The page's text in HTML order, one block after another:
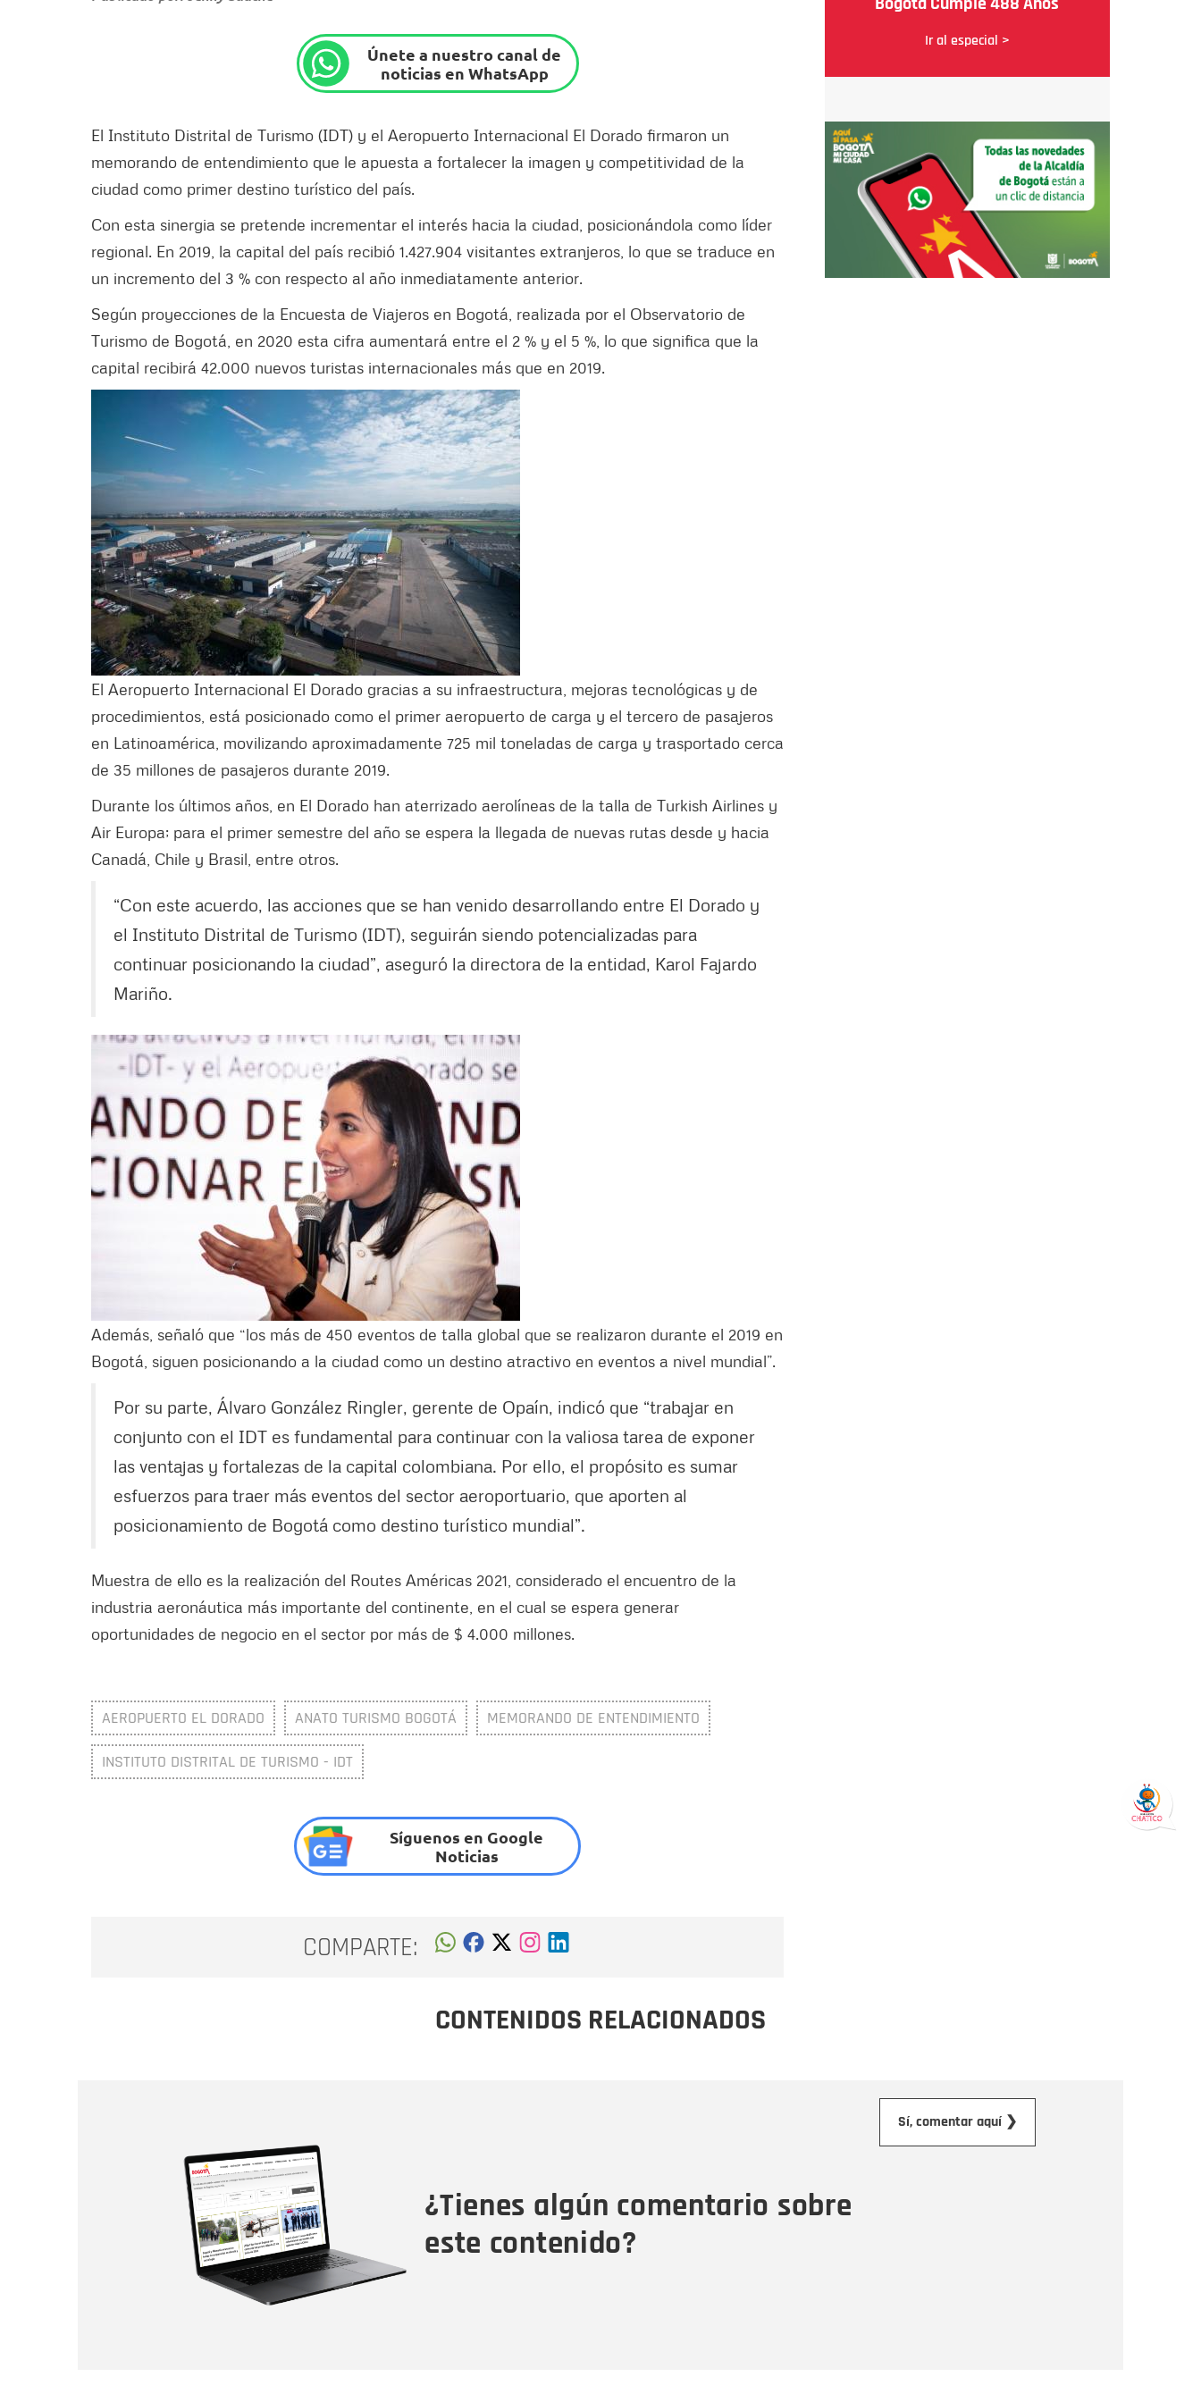
Únete a nuestro canal de
noticias en WhatsApp
El Instituto Distrital de Turismo (IDT) y el Aeropuerto Internacional El Dorado firmaron un
memorando de entendimiento que le apuesta a fortalecer la imagen y competitividad de la
ciudad como primer destino turístico del país.
Con esta sinergia se pretende incrementar el interés hacia la ciudad, posicionándola como líder
regional. En 2019, la capital del país recibió 1.427.904 visitantes extranjeros, lo que se traduce en
un incremento del 3 % con respecto al año inmediatamente anterior.
Según proyecciones de la Encuesta de Viajeros en Bogotá, realizada por el Observatorio de
Turismo de Bogotá, en 2020 esta cifra aumentará entre el 2 % y el 5 %, lo que significa que la
capital recibirá 42.000 nuevos turistas internacionales más que en 2019.
El Aeropuerto Internacional El Dorado gracias a su infraestructura, mejoras tecnológicas y de
procedimientos, está posicionado como el primer aeropuerto de carga y el tercero de pasajeros
en Latinoamérica, movilizando aproximadamente 725 mil toneladas de carga y trasportado cerca
de 35 millones de pasajeros durante 2019.
Durante los últimos años, en El Dorado han aterrizado aerolíneas de la talla de Turkish Airlines y
Air Europa; para el primer semestre del año se espera la llegada de nuevas rutas desde y hacia
Canadá, Chile y Brasil, entre otros.
“Con este acuerdo, las acciones que se han venido desarrollando entre El Dorado y
el Instituto Distrital de Turismo (IDT), seguirán siendo potencializadas para
continuar posicionando la ciudad”, aseguró la directora de la entidad, Karol Fajardo
Mariño.
Además, señaló que “los más de 450 eventos de talla global que se realizaron durante el 2019 en
Bogotá, siguen posicionando a la ciudad como un destino atractivo en eventos a nivel mundial”.
Por su parte, Álvaro González Ringler, gerente de Opaín, indicó que “trabajar en
conjunto con el IDT es fundamental para continuar con la valiosa tarea de exponer
las ventajas y fortalezas de la capital colombiana. Por ello, el propósito es sumar
esfuerzos para traer más eventos del sector aeroportuario, que aporten al
posicionamiento de Bogotá como destino turístico mundial”.
Muestra de ello es la realización del Routes Américas 2021, considerado el encuentro de la
industria aeronáutica más importante del continente, en el cual se espera generar
oportunidades de negocio en el sector por más de $ 4.000 millones.
AEROPUERTO EL DORADO ANATO TURISMO BOGOTÁ MEMORANDO DE ENTENDIMIENTO
INSTITUTO DISTRITAL DE TURISMO - IDT
Síguenos en Google
Noticias
COMPARTE:
Ir al especial >
CONTENIDOS RELACIONADOS
¿Tienes algún comentario sobre
este contenido?
Sí, comentar aquí ❯